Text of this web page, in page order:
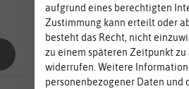
aufgrund eines berechtigten
Zustimmung kann erteilt oder
besteht das Recht, nicht
zu einem späteren Zeitpunkt zu
widerrufen. Weitere
personenbezogener Daten und